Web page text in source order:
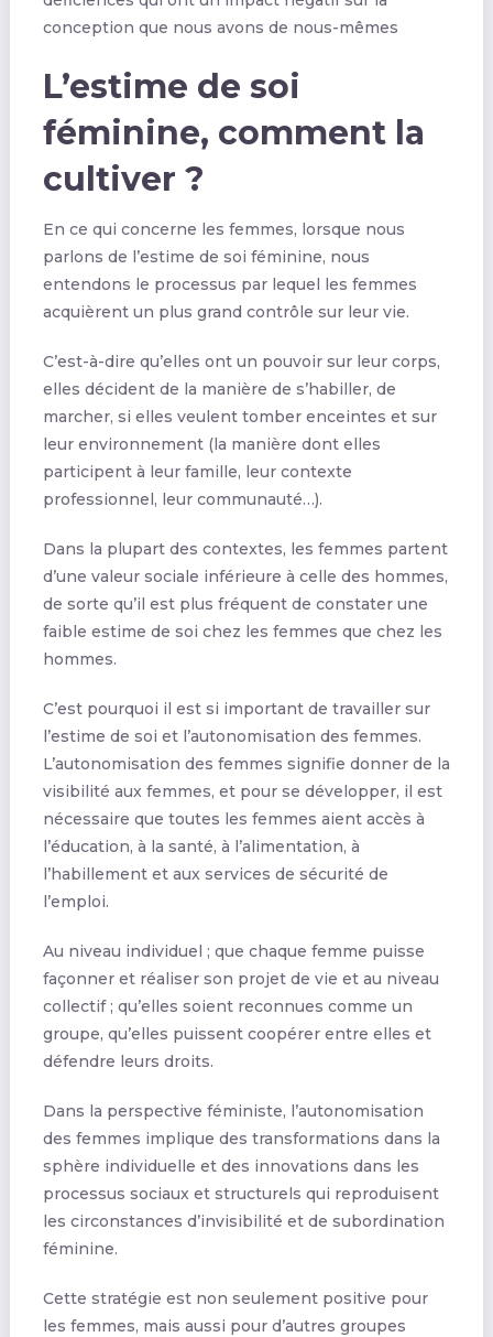
conception que nous avons de nous-mêmes
L’estime de soi
féminine, comment la
cultiver ?
En ce qui concerne les femmes, lorsque nous
parlons de l’estime de soi féminine, nous
entendons le processus par lequel les femmes
acquièrent un plus grand contrôle sur leur vie.
C’est-à-dire qu’elles ont un pouvoir sur leur corps,
elles décident de la manière de s’habiller, de
marcher, si elles veulent tomber enceintes et sur
leur environnement (la manière dont elles
participent à leur famille, leur contexte
professionnel, leur communauté…).
Dans la plupart des contextes, les femmes partent
d’une valeur sociale inférieure à celle des hommes,
de sorte qu’il est plus fréquent de constater une
faible estime de soi chez les femmes que chez les
hommes.
C’est pourquoi il est si important de travailler sur
l’estime de soi et l’autonomisation des femmes.
L’autonomisation des femmes signifie donner de la
visibilité aux femmes, et pour se développer, il est
nécessaire que toutes les femmes aient accès à
l’éducation, à la santé, à l’alimentation, à
l’habillement et aux services de sécurité de
l’emploi.
Au niveau individuel ; que chaque femme puisse
façonner et réaliser son projet de vie et au niveau
collectif ; qu’elles soient reconnues comme un
groupe, qu’elles puissent coopérer entre elles et
défendre leurs droits.
Dans la perspective féministe, l’autonomisation
des femmes implique des transformations dans la
sphère individuelle et des innovations dans les
processus sociaux et structurels qui reproduisent
les circonstances d’invisibilité et de subordination
féminine.
Cette stratégie est non seulement positive pour
les femmes, mais aussi pour d’autres groupes